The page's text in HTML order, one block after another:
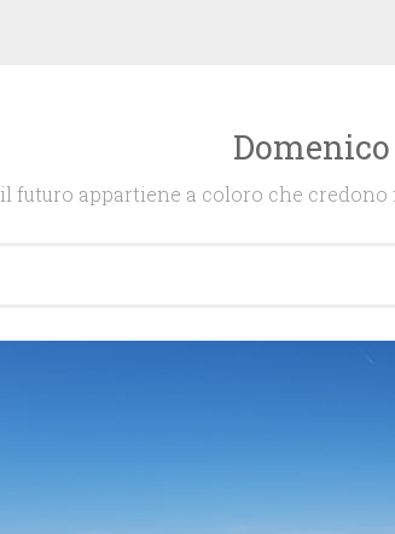
il futuro appartiene a coloro che credono